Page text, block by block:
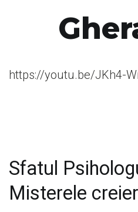
https://youtu.be/JKh4-
Sfatul
Misterele